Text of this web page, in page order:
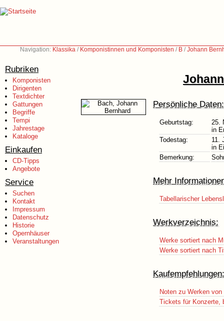
Navigation: Klassika / Komponistinnen und Komponisten / B /Johann
Rubriken
Komponisten
Dirigenten
Textdichter
Gattungen
Begriffe
Tempi
Jahrestage
Kataloge
Einkaufen
CD-Tipps
Angebote
Service
Suchen
Kontakt
Impressum
Datenschutz
Historie
Opernhäuser
Veranstaltungen
Persönliche Daten:
Geburtstag:
25.
in
Todestag:
11.
in
Bemerkung:
Mehr
Tabellarischer
Werkverzeichnis:
Werke sortiert nach
Werke sortiert nach
Kaufempfehlungen:
Noten zu Werken
Tickets für Konzerte,